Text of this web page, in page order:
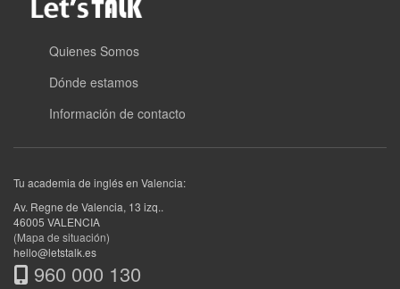
Quienes Somos
Dónde estamos
Información de contacto
Tu academia de inglés en Valencia:
Av. Regne de Valencia, 13 izq..
46005 VALENCIA
(Mapa de situación)
hello@letstalk.es
960 000 130